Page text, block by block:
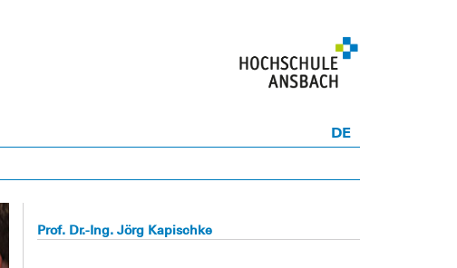
DE
Prof. Dr.-Ing. Jörg Kapischke